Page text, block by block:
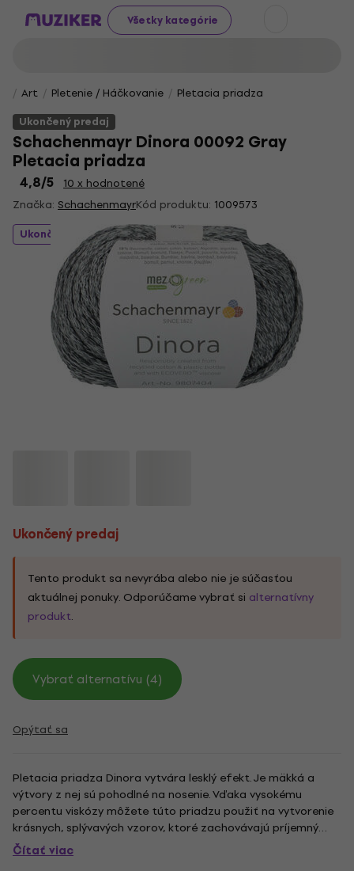
Všetky kategórie
Art Pletenie / Háčkovanie
Pletacia priadza
Ukončený predaj
Schachenmayr Dinora 00092 Gray
Pletacia priadza
4,8/5
10 x hodnotené
Značka: SchachenmayrKód produktu: 1009573
Ukončený predaj
Ukončený predaj
Tento produkt sa nevyrába alebo nie je súčasťou
aktuálnej ponuky. Odporúčame vybrať si alternatívny
produkt.
Vybrať alternatívu (4)
Opýtať sa
Pletacia priadza Dinora vytvára lesklý efekt. Je mäkká a
výtvory z nej sú pohodlné na nosenie. Vďaka vysokému
percentu viskózy môžete túto priadzu použiť na vytvorenie
krásnych, splývavých vzorov, ktoré zachovávajú príjemný
chladivý pocit na tele. Viskóza Eco Vero ™ pochádza zo
100% trvalo udržateľného lesného hospodárstva a
Čítať viac